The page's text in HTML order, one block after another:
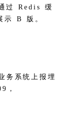
过 Redis 缓
示 B 版。
务系统上报埋
，